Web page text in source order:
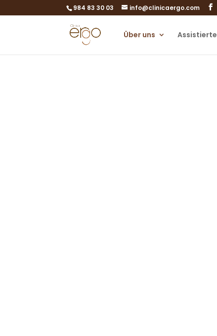
984 83 30 03 info@clinicaergo.com
Über uns